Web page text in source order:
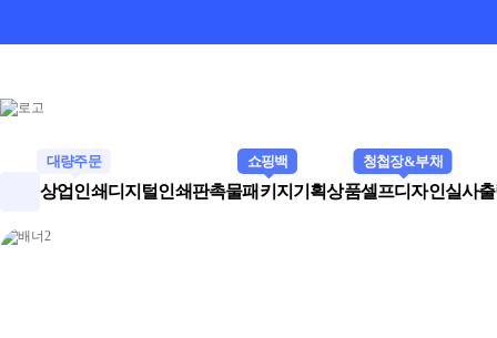
상업인쇄
대량주문
디지털인쇄판촉물패키지
쇼핑백
기획상품셀프디자인
청첩장&부채
실사